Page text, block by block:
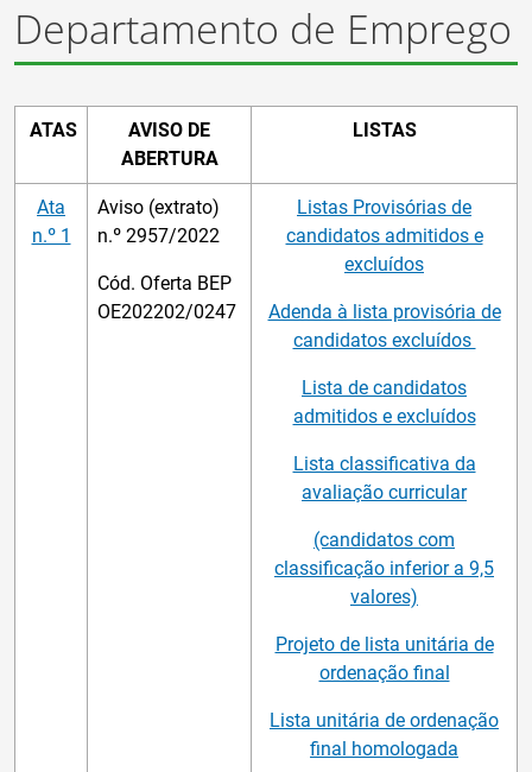
Departamento de Emprego
ATAS
AVISO DE
ABERTURA
LISTAS
Ata
n.º 1
Aviso (extrato)
n.º 2957/2022
Cód. Oferta BEP
OE202202/0247
Listas Provisórias de
candidatos admitidos e
excluídos
Adenda à lista provisória de
candidatos excluídos
Lista de candidatos
admitidos e excluídos
Lista classificativa da
avaliação curricular
(candidatos com
classificação inferior a 9,5
valores)
Projeto de lista unitária de
ordenação final
Lista unitária de ordenação
final homologada